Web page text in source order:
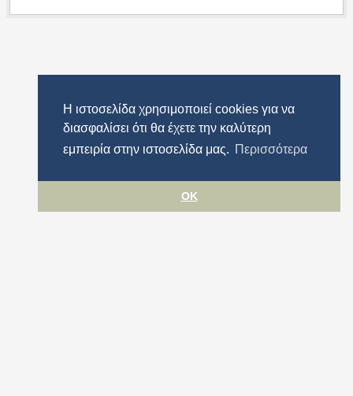
Η ιστοσελίδα χρησιμοποιεί cookies για να
διασφαλίσει ότι θα έχετε την καλύτερη
εμπειρία στην ιστοσελίδα μας. Περισσότερα
OK